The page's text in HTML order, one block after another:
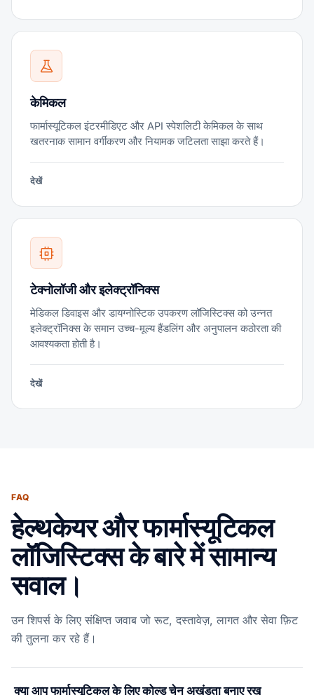
केमिकल
फार्मास्यूटिकल इंटरमीडिएट और API स्पेशलिटी केमिकल के साथ
खतरनाक सामान वर्गीकरण और नियामक जटिलता साझा करते हैं।
देखें
टेक्नोलॉजी और इलेक्ट्रॉनिक्स
मेडिकल डिवाइस और डायग्नोस्टिक उपकरण लॉजिस्टिक्स को उन्नत
इलेक्ट्रॉनिक्स के समान उच्च-मूल्य हैंडलिंग और अनुपालन कठोरता की
आवश्यकता होती है।
देखें
FAQ
हेल्थकेयर और फार्मास्यूटिकल
लॉजिस्टिक्स के बारे में सामान्य
सवाल।
उन शिपर्स के लिए संक्षिप्त जवाब जो रूट, दस्तावेज़, लागत और सेवा फ़िट
की तुलना कर रहे हैं।
क्या आप फार्मास्यूटिकल के लिए कोल्ड चेन अखंडता बनाए रख